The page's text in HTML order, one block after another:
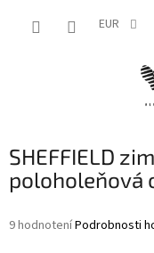
EUR
SHEFFIELD
poloholeňová
Priemerné
9 hodnoteníPodrobnosti